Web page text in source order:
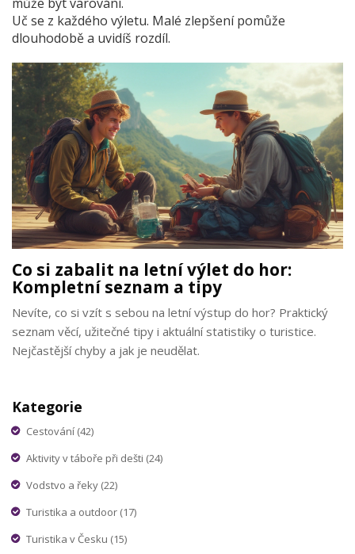
Uč se z každého výletu. Malé zlepšení pomůže
dlouhodobě a uvidíš rozdíl.
Co si zabalit na letní výlet do hor:
Kompletní seznam a tipy
Nevíte, co si vzít s sebou na letní výstup do hor? Praktický
seznam věcí, užitečné tipy i aktuální statistiky o turistice.
Nejčastější chyby a jak je neudělat.
Kategorie
Cestování (42)
Aktivity v táboře při dešti (24)
Vodstvo a řeky (22)
Turistika a outdoor (17)
Turistika v Česku (15)